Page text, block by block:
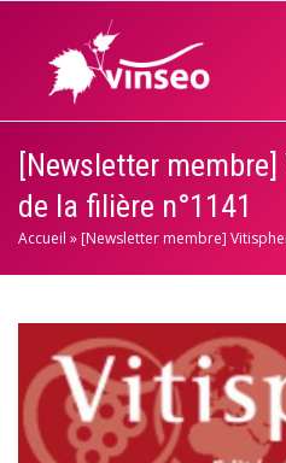
[Newsletter
de la filière n°1141
Accueil »[Newsletter membre]